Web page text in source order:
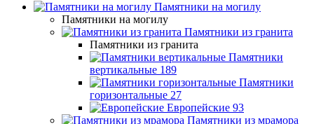
Памятники на могилу
Памятники на могилу
Памятники из гранита
Памятники из гранита
Памятники
вертикальные 189
Памятники
горизонтальные 27
Европейские 93
Памятники из мрамора